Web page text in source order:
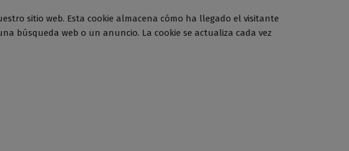
sitio web. Esta cookie almacena cómo ha llegado el visitante
búsqueda web o un anuncio. La cookie se actualiza cada vez